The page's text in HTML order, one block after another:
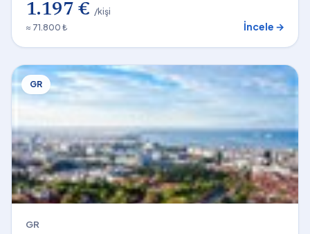
1.197 € /kişi
≈ 71.800 ₺
İncele →
GR
GR